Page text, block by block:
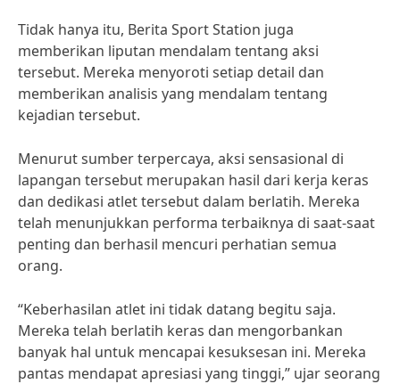
Tidak hanya itu, Berita Sport Station juga
memberikan liputan mendalam tentang aksi
tersebut. Mereka menyoroti setiap detail dan
memberikan analisis yang mendalam tentang
kejadian tersebut.
Menurut sumber terpercaya, aksi sensasional di
lapangan tersebut merupakan hasil dari kerja keras
dan dedikasi atlet tersebut dalam berlatih. Mereka
telah menunjukkan performa terbaiknya di saat-saat
penting dan berhasil mencuri perhatian semua
orang.
“Keberhasilan atlet ini tidak datang begitu saja.
Mereka telah berlatih keras dan mengorbankan
banyak hal untuk mencapai kesuksesan ini. Mereka
pantas mendapat apresiasi yang tinggi,” ujar seorang